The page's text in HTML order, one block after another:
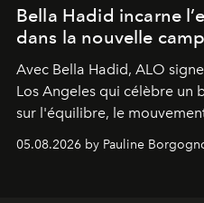
Bella Hadid incarne
dans la nouvelle
Avec Bella Hadid, ALO
Los Angeles qui célèbre un
sur l'équilibre, le
05.08.2026 by Pauline